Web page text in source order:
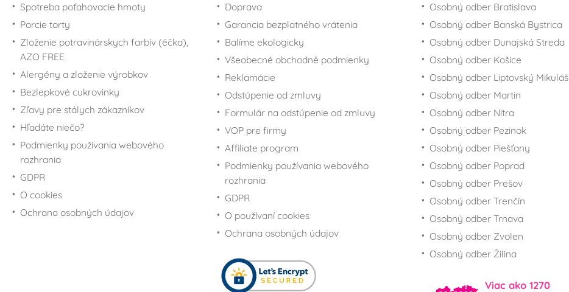
Spotreba poťahovacie hmoty
Porcie torty
Zloženie potravinárskych farbív (éčka),
AZO FREE
Alergény a zloženie výrobkov
Bezlepkové cukrovinky
Zľavy pre stálych zákazníkov
Hľadáte niečo?
Podmienky používania webového
rozhrania
GDPR
O cookies
Ochrana osobných údajov
Doprava
Garancia bezplatného vrátenia
Balíme ekologicky
Všeobecné obchodné podmienky
Reklamácie
Odstúpenie od zmluvy
Formulár na odstúpenie od zmluvy
VOP pre firmy
Affiliate program
Podmienky používania webového
rozhrania
GDPR
O používaní cookies
Ochrana osobných údajov
Osobný odber Bratislava
Osobný odber Banská Bystrica
Osobný odber Dunajská Streda
Osobný odber Košice
Osobný odber Liptovský Mikuláš
Osobný odber Martin
Osobný odber Nitra
Osobný odber Pezinok
Osobný odber Piešťany
Osobný odber Poprad
Osobný odber Prešov
Osobný odber Trenčín
Osobný odber Trnava
Osobný odber Zvolen
Osobný odber Žilina
Viac ako 1270